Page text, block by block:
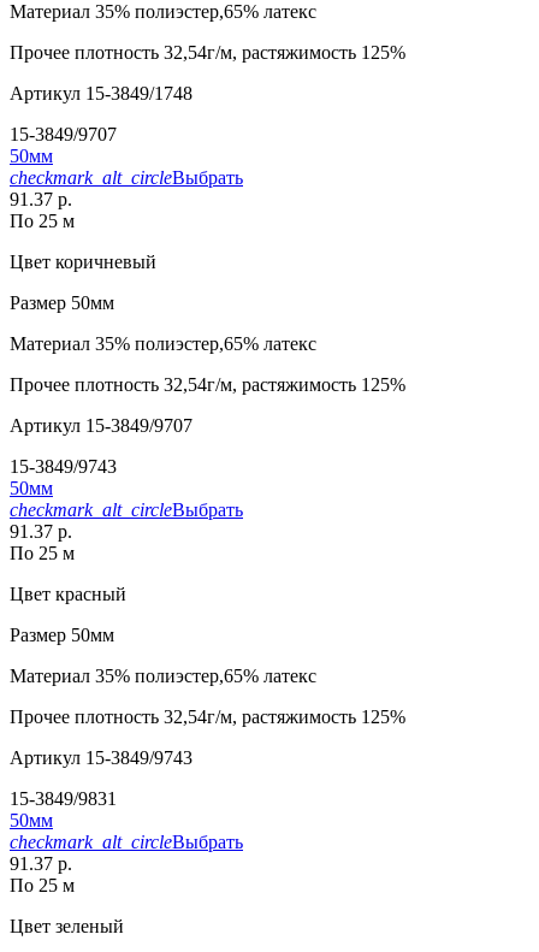
Материал 35% полиэстер,65% латекс
Прочее плотность 32,54г/м, растяжимость 125%
Артикул 15-3849/1748
15-3849/9707
50мм
checkmark_alt_circleВыбрать
91.37 р.
По 25 м
Цвет коричневый
Размер 50мм
Материал 35% полиэстер,65% латекс
Прочее плотность 32,54г/м, растяжимость 125%
Артикул 15-3849/9707
15-3849/9743
50мм
checkmark_alt_circleВыбрать
91.37 р.
По 25 м
Цвет красный
Размер 50мм
Материал 35% полиэстер,65% латекс
Прочее плотность 32,54г/м, растяжимость 125%
Артикул 15-3849/9743
15-3849/9831
50мм
checkmark_alt_circleВыбрать
91.37 р.
По 25 м
Цвет зеленый